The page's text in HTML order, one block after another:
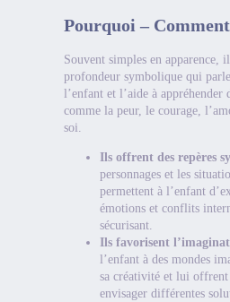
Pourquoi – Comment
Souvent simples en apparence,
profondeur symbolique qui
l’enfant et l’aide à appréhender
comme la peur, le courage,
soi.
Ils offrent des repères
personnages et les
permettent à l’enfant
émotions et conflits
sécurisant.
Ils favorisent
l’enfant à des mondes
sa créativité et lui
envisager différentes